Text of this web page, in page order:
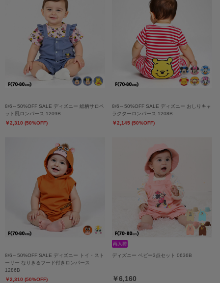
8/6～50%OFF SALE ディズニー 総柄サロペ
ット風ロンパース 1209B
￥2,310 (50%OFF)
8/6～50%OFF SALE ディズニー おしりキャ
ラクターロンパース 1208B
￥2,145 (50%OFF)
8/6～50%OFF SALE ディズニー トイ・スト
ーリー なりきるフード付きロンパース
1286B
￥2,310 (50%OFF)
ディズニー ベビー3点セット 0636B
￥6,160